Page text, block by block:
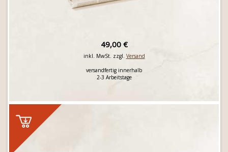
49,00 €
inkl. MwSt. zzgl. Versand
versandfertig innerhalb
2-3 Arbeitstage